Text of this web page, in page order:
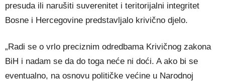
presuda ili narušiti suverenitet i teritorijalni integritet
Bosne i Hercegovine predstavljalo krivično djelo.
„Radi se o vrlo preciznim odredbama Krivičnog zakona
BiH i nadam se da do toga neće ni doći. A ako bi se
eventualno, na osnovu političke većine u Narodnoj